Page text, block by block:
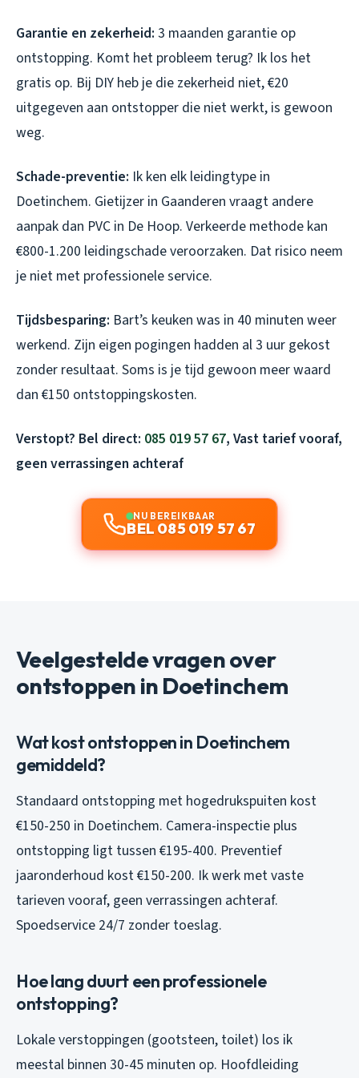
Garantie en zekerheid: 3 maanden garantie op
ontstopping. Komt het probleem terug? Ik los het
gratis op. Bij DIY heb je die zekerheid niet, €20
uitgegeven aan ontstopper die niet werkt, is gewoon
weg.
Schade-preventie: Ik ken elk leidingtype in
Doetinchem. Gietijzer in Gaanderen vraagt andere
aanpak dan PVC in De Hoop. Verkeerde methode kan
€800-1.200 leidingschade veroorzaken. Dat risico neem
je niet met professionele service.
Tijdsbesparing: Bart’s keuken was in 40 minuten weer
werkend. Zijn eigen pogingen hadden al 3 uur gekost
zonder resultaat. Soms is je tijd gewoon meer waard
dan €150 ontstoppingskosten.
Verstopt? Bel direct: 085 019 57 67, Vast tarief vooraf,
geen verrassingen achteraf
NU BEREIKBAAR
BEL 085 019 57 67
Veelgestelde vragen over
ontstoppen in Doetinchem
Wat kost ontstoppen in Doetinchem
gemiddeld?
Standaard ontstopping met hogedrukspuiten kost
€150-250 in Doetinchem. Camera-inspectie plus
ontstopping ligt tussen €195-400. Preventief
jaaronderhoud kost €150-200. Ik werk met vaste
tarieven vooraf, geen verrassingen achteraf.
Spoedservice 24/7 zonder toeslag.
Hoe lang duurt een professionele
ontstopping?
Lokale verstoppingen (gootsteen, toilet) los ik
meestal binnen 30-45 minuten op. Hoofdleiding